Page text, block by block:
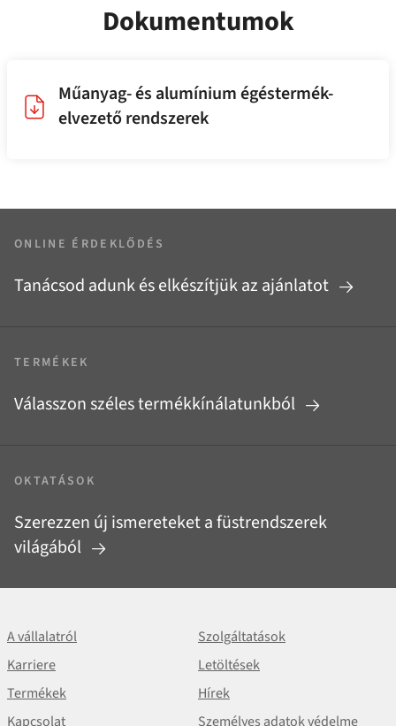
Dokumentumok
Műanyag- és alumínium égéstermék-
elvezető rendszerek
ONLINE ÉRDEKLŐDÉS
Tanácsod adunk és elkészítjük az ajánlatot
TERMÉKEK
Válasszon széles termékkínálatunkból
OKTATÁSOK
Szerezzen új ismereteket a füstrendszerek
világából
A vállalatról
Szolgáltatások
Karriere
Letöltések
Termékek
Hírek
Kapcsolat
Személyes adatok védelme